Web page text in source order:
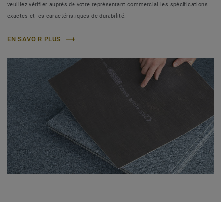
veuillez vérifier auprès de votre représentant commercial les spécifications
exactes et les caractéristiques de durabilité.
EN SAVOIR PLUS